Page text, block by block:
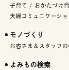
子育て おかたづけ育
夫婦コミュニケーショ
モノづくり
お客さま＆スタッフ
よみもの検索